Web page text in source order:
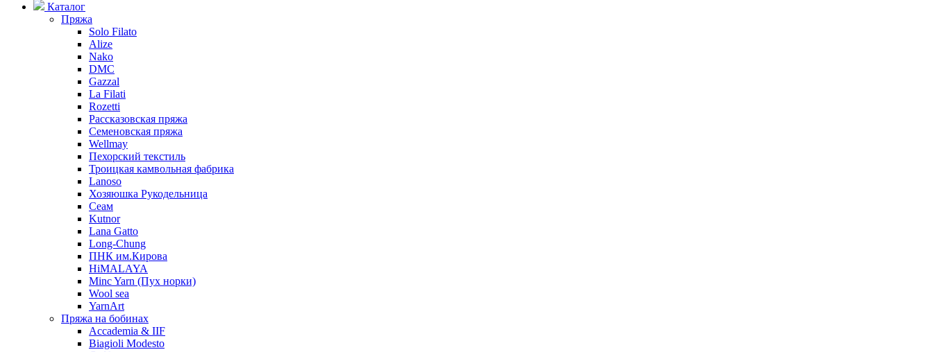
Каталог
Пряжа
Solo Filato
Alize
Nako
DMC
Gazzal
La Filati
Rozetti
Рассказовская пряжа
Семеновская пряжа
Wellmay
Пехорский текстиль
Троицкая камвольная фабрика
Lanoso
Хозяюшка Рукодельница
Сеам
Kutnor
Lana Gatto
Long-Chung
ПНК им.Кирова
HiMALAYA
Minc Yarn (Пух норки)
Wool sea
YarnArt
Пряжа на бобинах
Accademia & IIF
Biagioli Modesto